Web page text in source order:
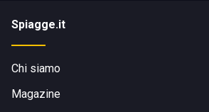
Spiagge.it
Chi siamo
Magazine